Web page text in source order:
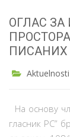
ОГЛАС
Aktuelnosti
На основу
гласник РС”